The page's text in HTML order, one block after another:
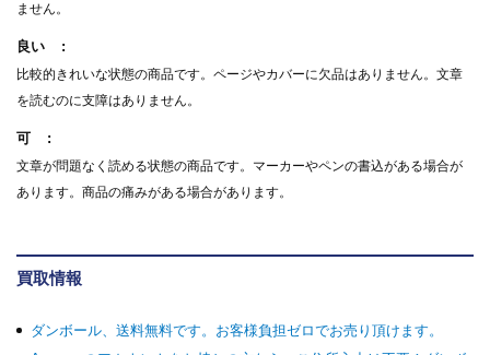
ません。
良い
比較的きれいな状態の商品です。ページやカバーに欠品はありません。文章
を読むのに支障はありません。
可
文章が問題なく読める状態の商品です。マーカーやペンの書込がある場合が
あります。商品の痛みがある場合があります。
買取情報
ダンボール、送料無料です。お客様負担ゼロでお売り頂けます。